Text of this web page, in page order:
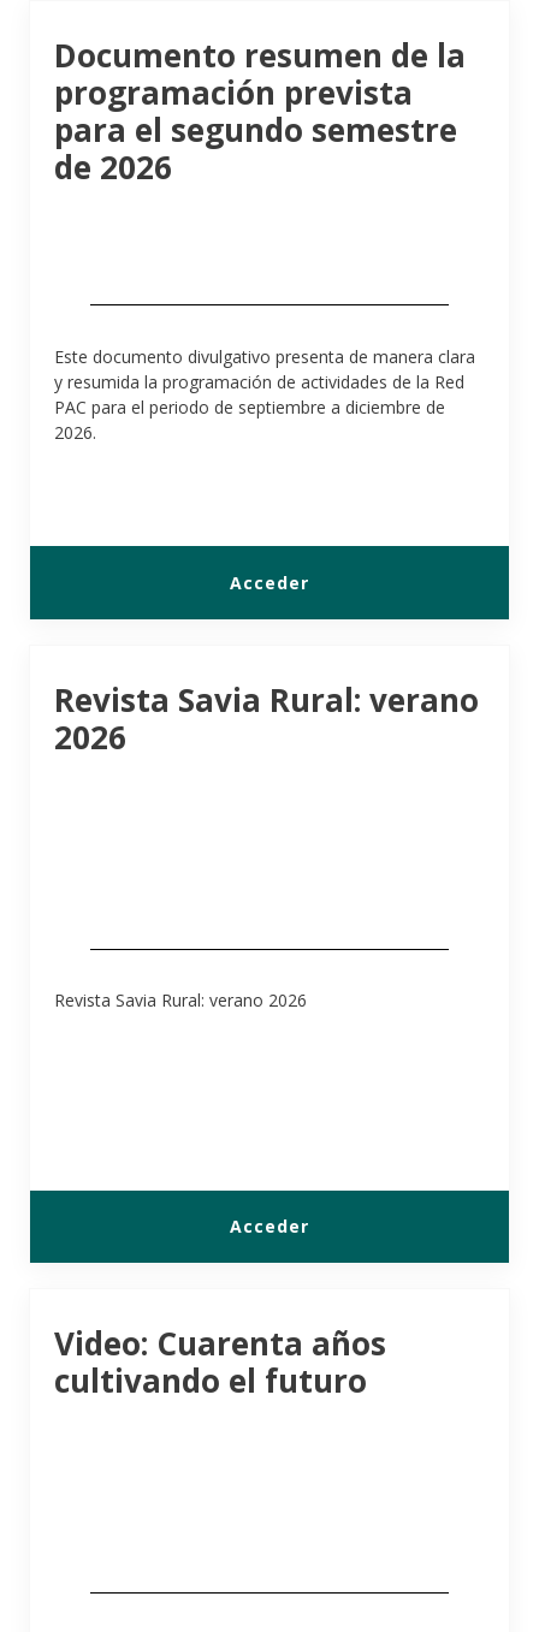
Documento resumen de la
programación prevista
para el segundo semestre
de 2026
Este documento divulgativo presenta de manera clara
y resumida la programación de actividades de la Red
PAC para el periodo de septiembre a diciembre de
2026.
Acceder
Revista Savia Rural: verano
2026
Revista Savia Rural: verano 2026
Acceder
Video: Cuarenta años
cultivando el futuro